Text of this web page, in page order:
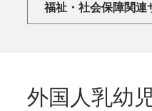
福祉・社会保障関連
外国人乳幼